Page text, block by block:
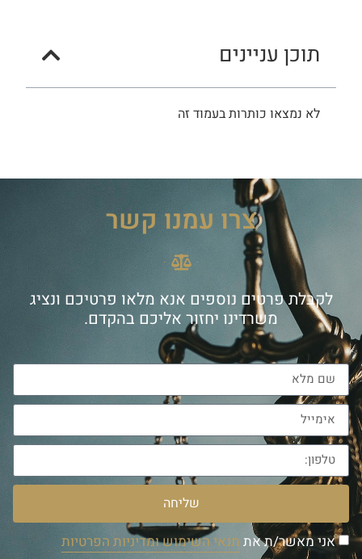
תוכן עניינים
לא נמצאו כותרות בעמוד זה
צרו עמנו קשר
לקבלת פרטים נוספים אנא מלאו פרטיכם ונציג
משרדינו יחזור אליכם בהקדם.
אני מאשר/ת את תנאי השימוש ומדיניות הפרטיות
שליחה